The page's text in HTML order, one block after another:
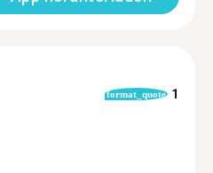
format_quote 1